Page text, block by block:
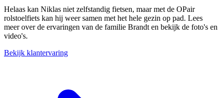
Helaas kan Niklas niet zelfstandig fietsen, maar met de OPair
rolstoelfiets kan hij weer samen met het hele gezin op pad. Lees
meer over de ervaringen van de familie Brandt en bekijk de foto's en
video's.
Bekijk klantervaring